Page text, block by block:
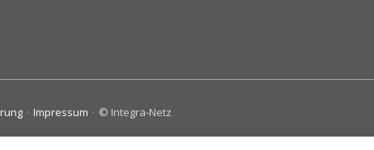
Impressum © Integra-Netz